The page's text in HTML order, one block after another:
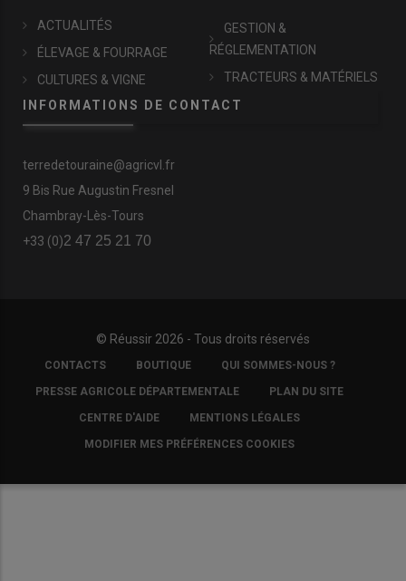
ACTUALITÉS
ÉLEVAGE & FOURRAGE
CULTURES & VIGNE
GESTION &
RÉGLEMENTATION
TRACTEURS & MATÉRIELS
INFORMATIONS DE CONTACT
terredetouraine@agricvl.fr
9 Bis Rue Augustin Fresnel
Chambray-Lès-Tours
+33 (0)2 47 25 21 70
© Réussir 2026 - Tous droits réservés
FOOTER
COPYRIGHT
CONTACTS BOUTIQUE QUI SOMMES-NOUS ?
PRESSE AGRICOLE DÉPARTEMENTALE PLAN DU SITE
CENTRE D'AIDE MENTIONS LÉGALES
MODIFIER MES PRÉFÉRENCES COOKIES